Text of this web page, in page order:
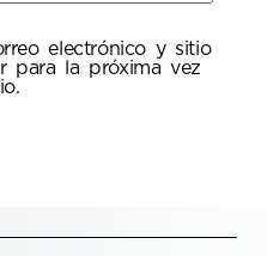
electrónico y sitio
para la próxima vez